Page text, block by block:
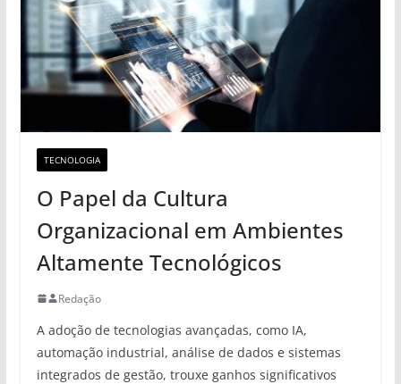
TECNOLOGIA
O Papel da Cultura
Organizacional em Ambientes
Altamente Tecnológicos
Redação
A adoção de tecnologias avançadas, como IA,
automação industrial, análise de dados e sistemas
integrados de gestão, trouxe ganhos significativos